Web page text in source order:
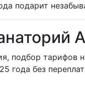
подарит
подбор
года без